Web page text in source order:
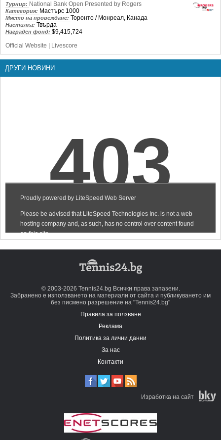
Турнир: National Bank Open Presented by Rogers
Категория: Мастърс 1000
Място на провеждане: Торонто / Монреал, Канада
Настилка: Твърда
Награден фонд: $9,415,724
Official Website
Livescore
ДРУГИ НОВИНИ
© 2003-2026 Tennis24.bg Всички права запазени.
Забранено е използването на материали от сайта и публикуването им
без писмено разрешение на "Tennis24.bg"
Правила за ползване
Реклама
Политика за лични данни
За нас
Контакти
Изработка на сайт